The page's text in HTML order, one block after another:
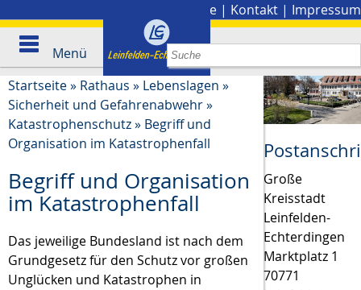
Presse | Kontakt | Impressum
Menü
Startseite» Rathaus » Lebenslagen »
Sicherheit und Gefahrenabwehr»
Katastrophenschutz» Begriff und
Organisation im Katastrophenfall
Begriff und Organisation
im Katastrophenfall
Das jeweilige Bundesland ist nach dem
Grundgesetz für den Schutz vor großen
Unglücken und Katastrophen in
Große
Kreisstadt
Leinfelden-
Echterdingen
Marktplatz 1
70771